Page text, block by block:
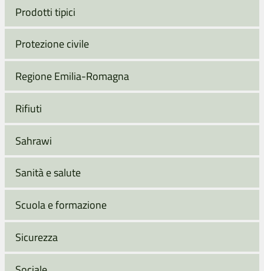
Prodotti tipici
Protezione civile
Regione Emilia-Romagna
Rifiuti
Sahrawi
Sanità e salute
Scuola e formazione
Sicurezza